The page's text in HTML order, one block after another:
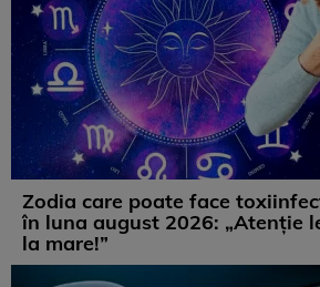
Zodia care poate face
în luna august 2026: „Atenție
la mare!”